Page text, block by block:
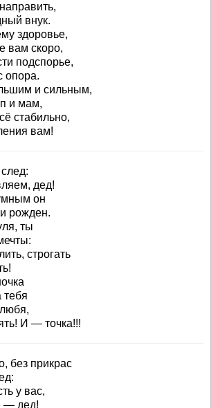
внук.
здоровье,
вам скоро,
подспорье,
опора.
и сильным,
и мам,
стабильно,
вам!
дед!
он
рожден.
ты
строгать
тебя
И — точка!!!
без прикрас
у вас,
— дед!